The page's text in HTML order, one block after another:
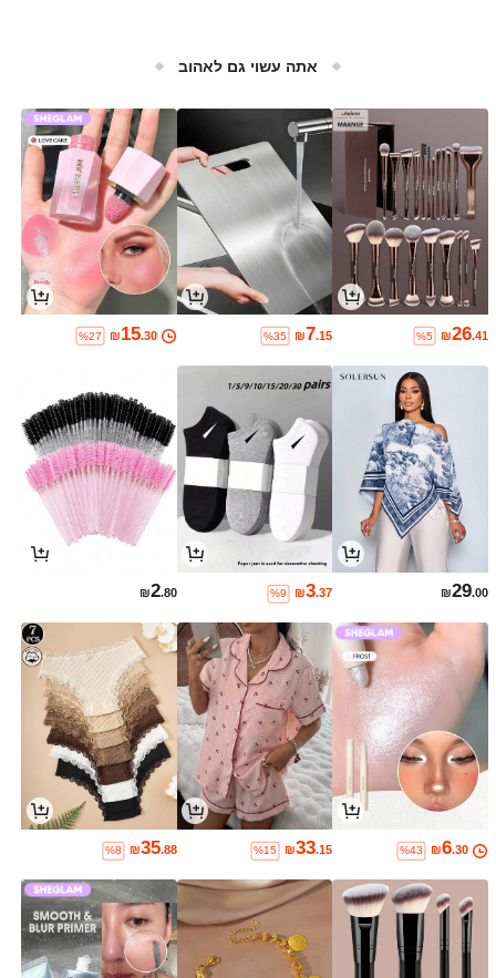
אתה עשוי גם לאהוב
₪26.41
%5
₪7.15
%35
₪15.30
%27
₪29.00
₪3.37
%9
₪2.80
₪6.30
%43
₪33.15
%15
₪35.88
%8